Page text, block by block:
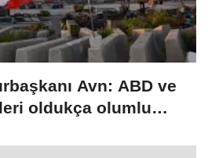
Avn: ABD ve
oldukça olumlu